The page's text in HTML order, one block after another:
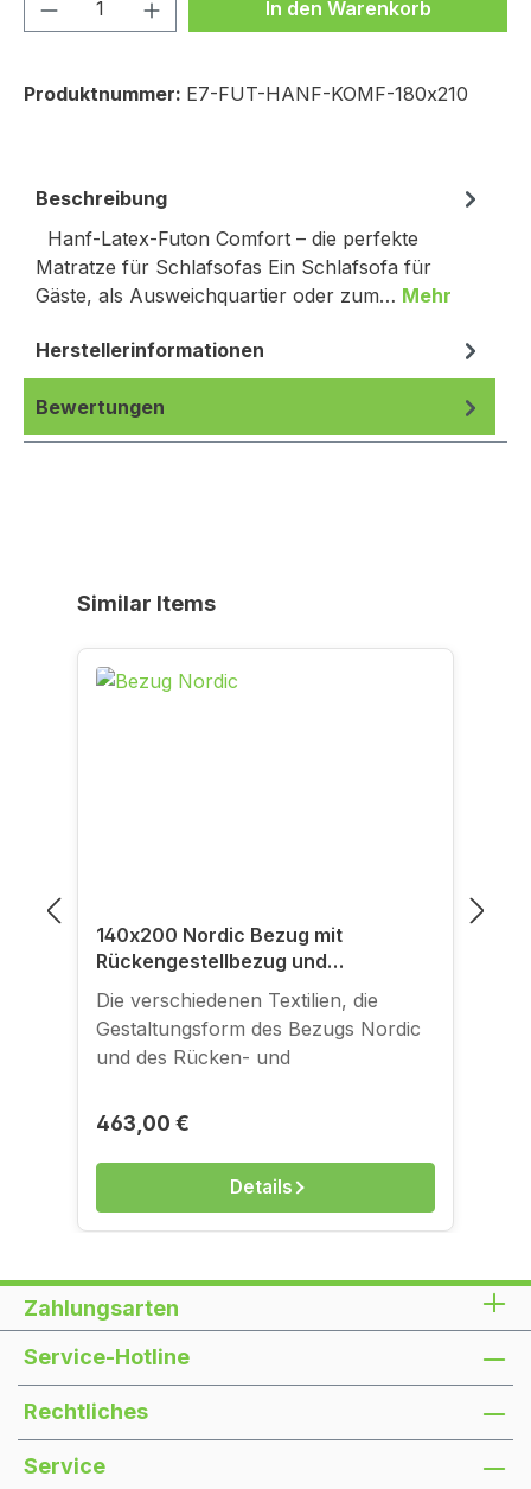
In den Warenkorb
Produktnummer: E7-FUT-HANF-KOMF-180x210
Beschreibung
Hanf-Latex-Futon Comfort – die perfekte
Matratze für Schlafsofas Ein Schlafsofa für
Gäste, als Ausweichquartier oder zum… Mehr
Herstellerinformationen
Bewertungen
Produktgalerie überspringen
Similar Items
140x200 Nordic Bezug mit
Rückengestellbezug und
Sitzgestellbezug für
Klappsofagestelle
Die verschiedenen Textilien, die
Gestaltungsform des Bezugs Nordic
und des Rücken- und
der Bildergalerie anschauen. Zum
Anfassen gibt es die Bezüge in
unserem Ladengeschäft in der
Regulärer Preis:
463,00 €
Details
Zahlungsarten
Service-Hotline
Rechtliches
Service